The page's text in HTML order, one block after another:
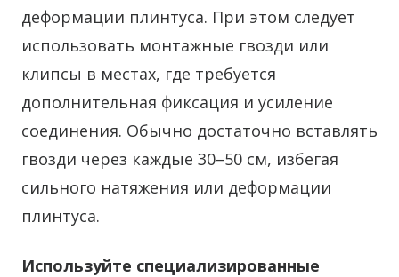
деформации плинтуса. При этом следует
использовать монтажные гвозди или
клипсы в местах, где требуется
дополнительная фиксация и усиление
соединения. Обычно достаточно вставлять
гвозди через каждые 30–50 см, избегая
сильного натяжения или деформации
плинтуса.
Используйте специализированные